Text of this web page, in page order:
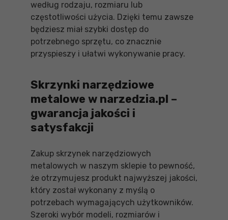
według rodzaju, rozmiaru lub
częstotliwości użycia. Dzięki temu zawsze
będziesz miał szybki dostęp do
potrzebnego sprzętu, co znacznie
przyspieszy i ułatwi wykonywanie pracy.
Skrzynki narzędziowe
metalowe w narzedzia.pl –
gwarancja jakości i
satysfakcji
Zakup skrzynek narzędziowych
metalowych w naszym sklepie to pewność,
że otrzymujesz produkt najwyższej jakości,
który został wykonany z myślą o
potrzebach wymagających użytkowników.
Szeroki wybór modeli, rozmiarów i